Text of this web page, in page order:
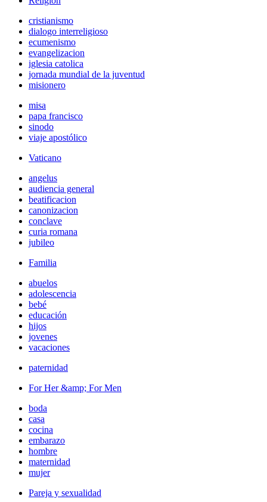
cristianismo
dialogo interreligioso
ecumenismo
evangelizacion
iglesia catolica
jornada mundial de la juventud
misionero
misa
papa francisco
sinodo
viaje apostólico
Vaticano
angelus
audiencia general
beatificacion
canonizacion
conclave
curia romana
jubileo
Familia
abuelos
adolescencia
bebé
educación
hijos
jovenes
vacaciones
paternidad
For Her &amp; For Men
boda
casa
cocina
embarazo
hombre
maternidad
mujer
Pareja y sexualidad